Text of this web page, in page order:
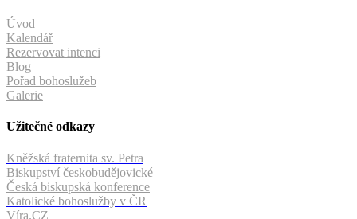
Úvod
Kalendář
Rezervovat intenci
Blog
Pořad bohoslužeb
Galerie
Užitečné odkazy
Kněžská fraternita sv. Petra
Biskupství českobudějovické
Česká biskupská konference
Katolické bohoslužby v ČR
Víra.CZ